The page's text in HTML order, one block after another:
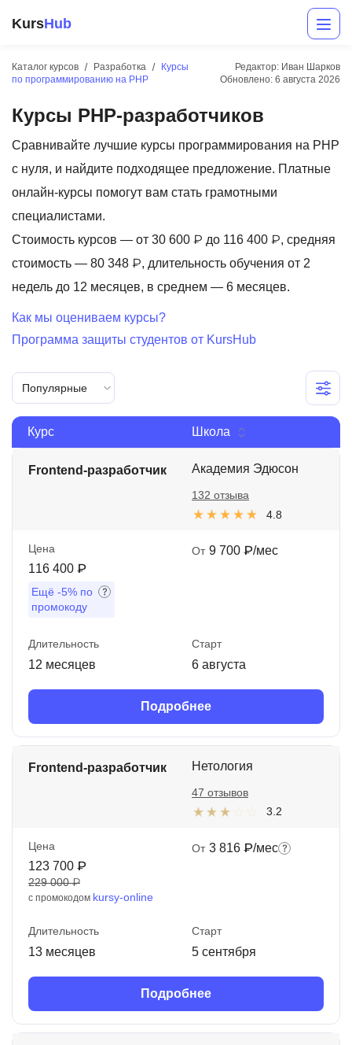
KursHub
Каталог курсов Разработка
Курсы
по программированию на PHP
Редактор: Иван Шарков
Обновлено: 6 августа 2026
Курсы PHP-разработчиков
Сравнивайте лучшие курсы программирования на PHP
с нуля, и найдите подходящее предложение. Платные
онлайн-курсы помогут вам стать грамотными
специалистами.
Стоимость курсов — от 30 600 ₽ до 116 400 ₽, средняя
стоимость — 80 348 ₽, длительность обучения от 2
недель до 12 месяцев, в среднем — 6 месяцев.
Как мы оцениваем курсы?
Программа защиты студентов от KursHub
Популярные
Курс Школа
Frontend-разработчик Академия Эдюсон
4.8
132 отзыва
Цена
116 400 ₽
Ещё -5% по
промокоду
От 9 700 ₽/мес
Длительность
12 месяцев
Старт
6 августа
Подробнее
Frontend-разработчик Нетология
3.2
47 отзывов
Цена
123 700 ₽
229 000 ₽
с промокодом kursy-online
От 3 816 ₽/мес
Длительность
13 месяцев
Старт
5 сентября
Подробнее
Разработка
Маркетинг
Аналитика
Менеджмент
Иностранные языки
Soft Skills
ДПО
Детям